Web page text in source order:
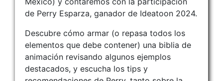
de Perry Esparza, ganador de Ideatoon 2024.
Descubre cómo armar (o repasa todos los
elementos que debe contener) una biblia de
animación revisando algunos ejemplos
destacados, y escucha los tips y